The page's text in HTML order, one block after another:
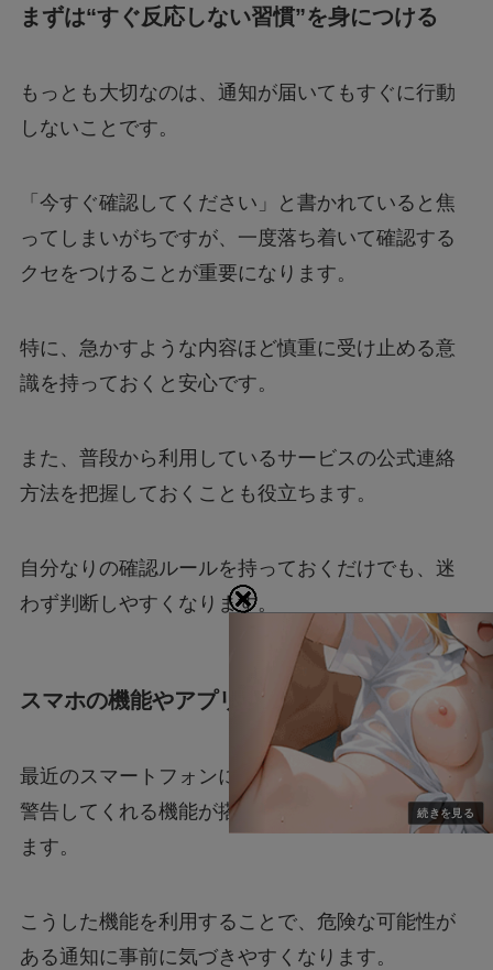
まずは“すぐ反応しない習慣”を身につける
もっとも大切なのは、通知が届いてもすぐに行動
しないことです。
「今すぐ確認してください」と書かれていると焦
ってしまいがちですが、一度落ち着いて確認する
クセをつけることが重要になります。
特に、急かすような内容ほど慎重に受け止める意
識を持っておくと安心です。
また、普段から利用しているサービスの公式連絡
方法を把握しておくことも役立ちます。
自分なりの確認ルールを持っておくだけでも、迷
わず判断しやすくなります。
スマホの機能やアプリを活用する
最近のスマートフォンには、不審なメッセージを
警告してくれる機能が搭載されていることがあり
ます。
こうした機能を利用することで、危険な可能性が
ある通知に事前に気づきやすくなります。